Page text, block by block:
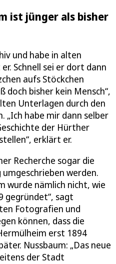
ist jünger als bisher
und habe in alten
Schnell sei er dort dann
aufs Stöckchen
doch bisher kein Mensch“,
Unterlagen durch den
„Ich habe mir dann selber
der Hürther
erklärt er.
Recherche sogar die
werden.
wurde nämlich nicht, wie
gegründet“, sagt
Fotografien und
können, dass die
erst 1894
Nussbaum: „Das neue
der Stadt